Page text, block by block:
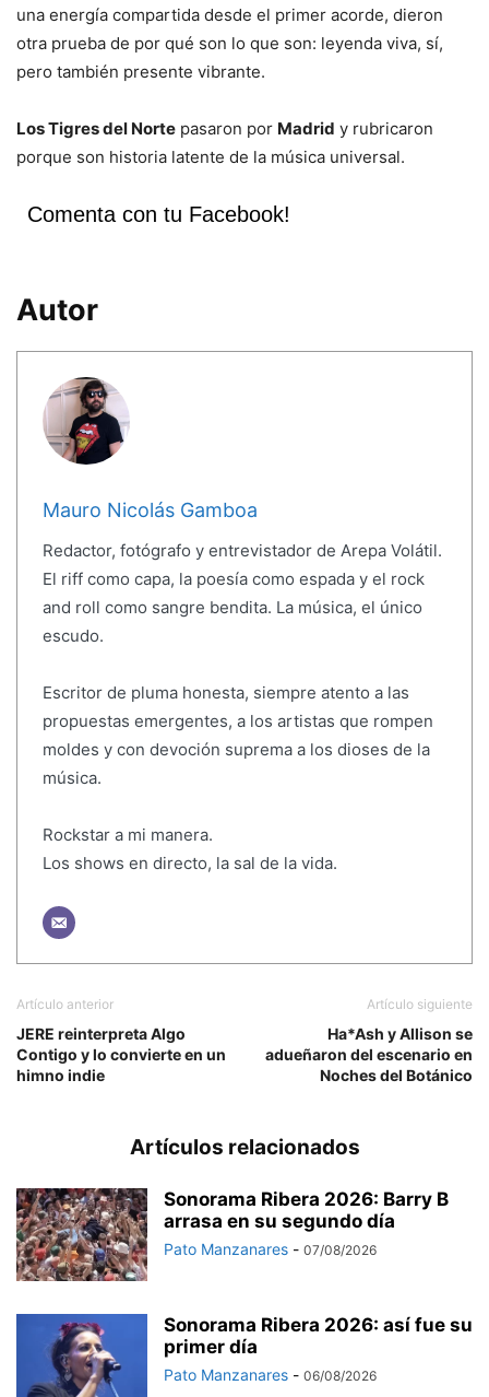
una energía compartida desde el primer acorde, dieron
otra prueba de por qué son lo que son: leyenda viva, sí,
pero también presente vibrante.
Los Tigres del Norte pasaron por Madrid y rubricaron
porque son historia latente de la música universal.
Comenta con tu Facebook!
Autor
Mauro Nicolás Gamboa
Redactor, fotógrafo y entrevistador de Arepa Volátil.
El riff como capa, la poesía como espada y el rock
and roll como sangre bendita. La música, el único
escudo.
Escritor de pluma honesta, siempre atento a las
propuestas emergentes, a los artistas que rompen
moldes y con devoción suprema a los dioses de la
música.
Rockstar a mi manera.
Los shows en directo, la sal de la vida.
Artículo anterior
JERE reinterpreta Algo
Contigo y lo convierte en un
himno indie
Artículo siguiente
Ha*Ash y Allison se
adueñaron del escenario en
Noches del Botánico
Artículos relacionados
Sonorama Ribera 2026: Barry B
arrasa en su segundo día
Pato Manzanares - 07/08/2026
Sonorama Ribera 2026: así fue su
primer día
Pato Manzanares - 06/08/2026